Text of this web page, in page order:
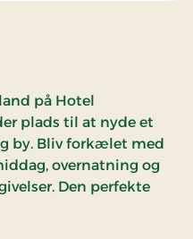
på Hotel
plads til at nyde et
by. Bliv forkælet med
overnatning og
Den perfekte